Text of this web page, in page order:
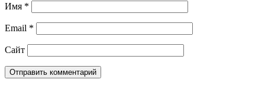
Имя *
Email *
Сайт